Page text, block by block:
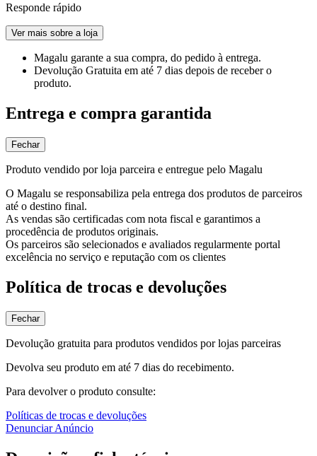
Responde rápido
Ver mais sobre a loja
Magalu garante a sua compra, do pedido à entrega.
Devolução Gratuita em até 7 dias depois de receber o
produto.
Entrega e compra garantida
Fechar
Produto vendido por loja parceira e entregue pelo Magalu
O Magalu se responsabiliza pela entrega dos produtos de parceiros
até o destino final.
As vendas são certificadas com nota fiscal e garantimos a
procedência de produtos originais.
Os parceiros são selecionados e avaliados regularmente portal
excelência no serviço e reputação com os clientes
Política de trocas e devoluções
Fechar
Devolução gratuita para produtos vendidos por lojas parceiras
Devolva seu produto em até 7 dias do recebimento.
Para devolver o produto consulte:
Políticas de trocas e devoluções
Denunciar Anúncio